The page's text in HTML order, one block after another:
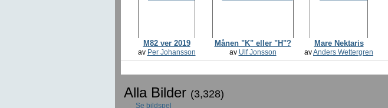
M82 ver 2019
av Per Johansson
Månen "K" eller "H"?
av Ulf Jonsson
Mare Nektaris
avAnders Wettergren
Alla Bilder (3,328)
Se bildspel